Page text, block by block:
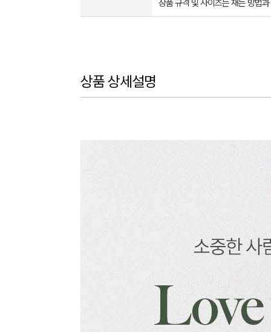
상품 규격 및 사이즈는 재는 방법
상품 상세설명